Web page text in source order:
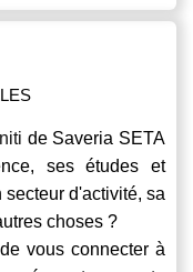
de Saveria SETA
ses études et
d'activité, sa
choses ?
vous connecter à